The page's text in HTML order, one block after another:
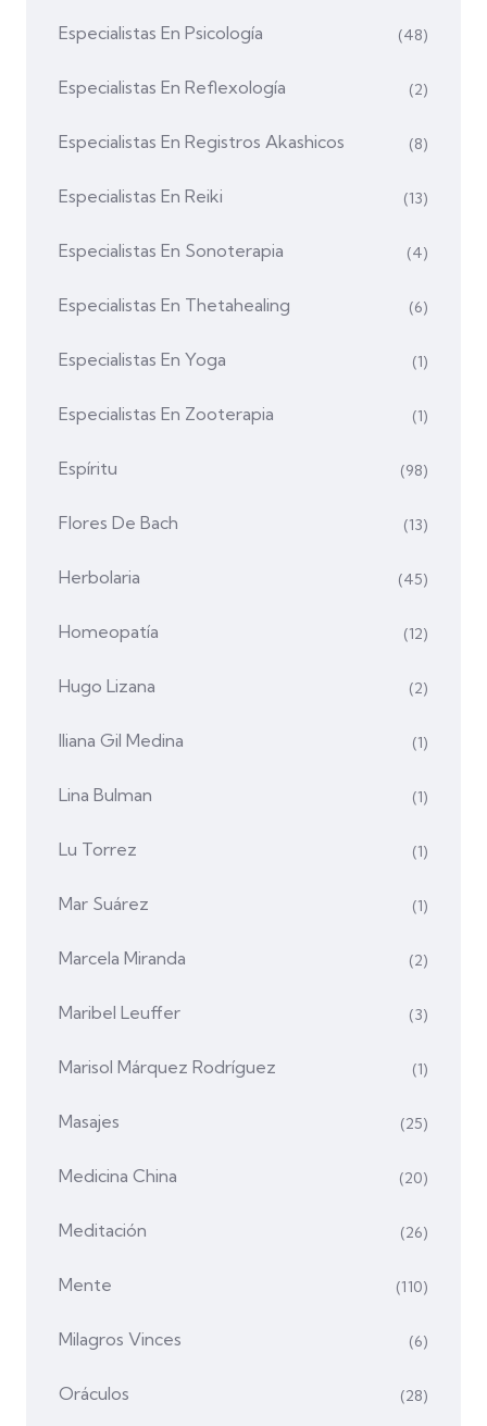
Especialistas En Psicología (48)
Especialistas En Reflexología (2)
Especialistas En Registros Akashicos (8)
Especialistas En Reiki (13)
Especialistas En Sonoterapia (4)
Especialistas En Thetahealing (6)
Especialistas En Yoga (1)
Especialistas En Zooterapia (1)
Espíritu (98)
Flores De Bach (13)
Herbolaria (45)
Homeopatía (12)
Hugo Lizana (2)
Iliana Gil Medina (1)
Lina Bulman (1)
Lu Torrez (1)
Mar Suárez (1)
Marcela Miranda (2)
Maribel Leuffer (3)
Marisol Márquez Rodríguez (1)
Masajes (25)
Medicina China (20)
Meditación (26)
Mente (110)
Milagros Vinces (6)
Oráculos (28)